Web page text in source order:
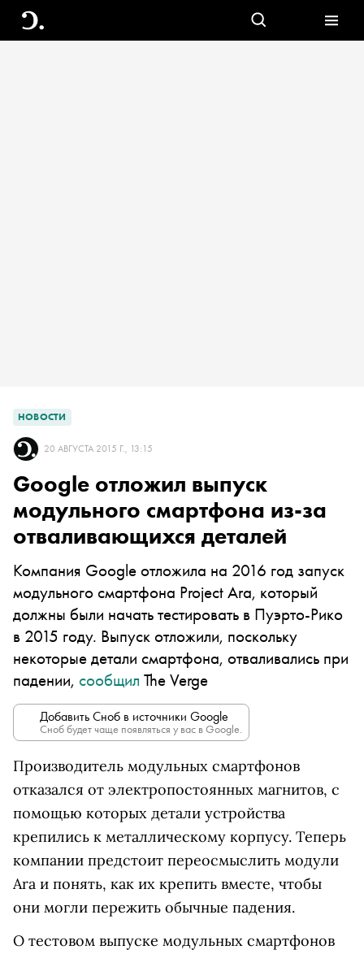
НОВОСТИ
20 АВГУСТА 2015 Г., 13:15
Google отложил выпуск
модульного смартфона из-за
отваливающихся деталей
Компания Google отложила на 2016 год запуск
модульного смартфона Project Ara, который
должны были начать тестировать в Пуэрто-Рико
в 2015 году. Выпуск отложили, поскольку
некоторые детали смартфона, отваливались при
падении, сообщил The Verge
Добавить Сноб в источники Google
Сноб будет чаще появляться у вас в Google.
Производитель модульных смартфонов
отказался от электропостоянных магнитов, с
помощью которых детали устройства
крепились к металлическому корпусу. Теперь
компании предстоит переосмыслить модули
Ara и понять, как их крепить вместе, чтобы
они могли пережить обычные падения.
О тестовом выпуске модульных смартфонов